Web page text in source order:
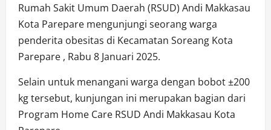
Rumah Sakit Umum Daerah (RSUD) Andi Makkasau
Kota Parepare mengunjungi seorang warga
penderita obesitas di Kecamatan Soreang Kota
Parepare , Rabu 8 Januari 2025.
Selain untuk menangani warga dengan bobot ±200
kg tersebut, kunjungan ini merupakan bagian dari
Program Home Care RSUD Andi Makkasau Kota